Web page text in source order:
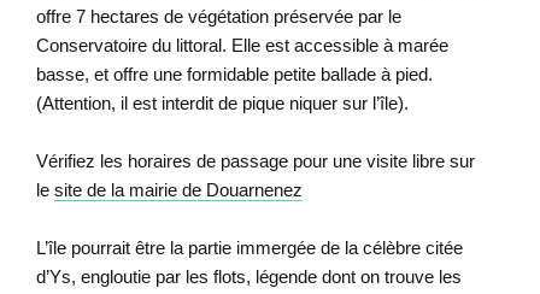
offre 7 hectares de végétation préservée par le
Conservatoire du littoral. Elle est accessible à marée
basse, et offre une formidable petite ballade à pied.
(Attention, il est interdit de pique niquer sur l’île).
Vérifiez les horaires de passage pour une visite libre sur
le site de la mairie de Douarnenez
L’île pourrait être la partie immergée de la célèbre citée
d’Ys, engloutie par les flots, légende dont on trouve les